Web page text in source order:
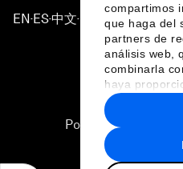
compartimos
que haga del
partners de
análisis web,
combinarla
haya
recopilado a
hecho de sus
EN ▪ES▪中文▪ 日本語
Política de